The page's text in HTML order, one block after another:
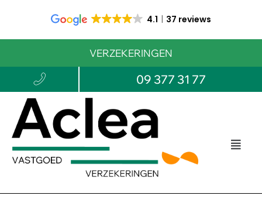
4.1 37 reviews
VERZEKERINGEN
09 377 31 77